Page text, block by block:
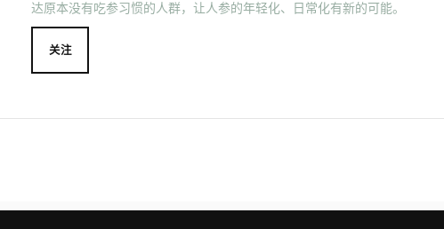
达原本没有吃参习惯的人群，让人参的年轻化、日常化有新的可能。
关注